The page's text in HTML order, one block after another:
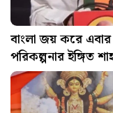
বাংলা জয় করে
পরিকল্পনার ইঙ্গিত